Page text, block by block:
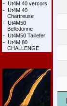
- Ut4M 40 vercors
- Ut4M 40
Chartreuse
- Ut4M50
Belledonne
- Ut4M50 Taillefer
- Ut4M 80
CHALLENGE